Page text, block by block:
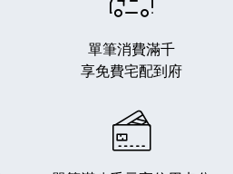
單筆消費滿千
享免費宅配到府